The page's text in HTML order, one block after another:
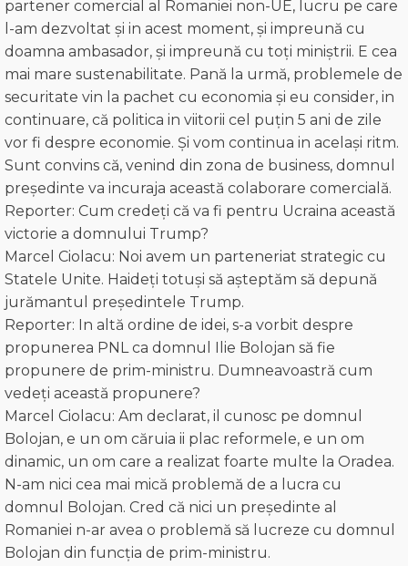
partener comercial al Romaniei non-UE, lucru pe care
l-am dezvoltat și in acest moment, și impreună cu
doamna ambasador, și impreună cu toți miniștrii. E cea
mai mare sustenabilitate. Pană la urmă, problemele de
securitate vin la pachet cu economia și eu consider, in
continuare, că politica in viitorii cel puțin 5 ani de zile
vor fi despre economie. Și vom continua in același ritm.
Sunt convins că, venind din zona de business, domnul
președinte va incuraja această colaborare comercială.
Reporter: Cum credeți că va fi pentru Ucraina această
victorie a domnului Trump?
Marcel Ciolacu: Noi avem un parteneriat strategic cu
Statele Unite. Haideți totuși să așteptăm să depună
jurămantul președintele Trump.
Reporter: In altă ordine de idei, s-a vorbit despre
propunerea PNL ca domnul Ilie Bolojan să fie
propunere de prim-ministru. Dumneavoastră cum
vedeţi această propunere?
Marcel Ciolacu: Am declarat, il cunosc pe domnul
Bolojan, e un om căruia ii plac reformele, e un om
dinamic, un om care a realizat foarte multe la Oradea.
N-am nici cea mai mică problemă de a lucra cu
domnul Bolojan. Cred că nici un președinte al
Romaniei n-ar avea o problemă să lucreze cu domnul
Bolojan din funcţia de prim-ministru.